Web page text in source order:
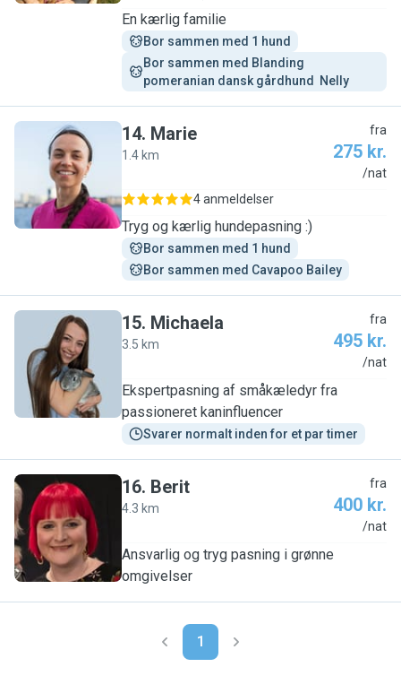
En kærlig familie
Bor sammen med 1 hund
Bor sammen med Blanding
pomeranian dansk gårdhund  Nelly
M
14. Marie
1.4 km
fra
275 kr.
/nat
4 anmeldelser
Tryg og kærlig hundepasning :)
Bor sammen med 1 hund
Bor sammen med Cavapoo Bailey
M
15. Michaela
3.5 km
fra
495 kr.
/nat
Ekspertpasning af småkæledyr fra
passioneret kaninfluencer
Svarer normalt inden for et par timer
B
16. Berit
4.3 km
fra
400 kr.
/nat
Ansvarlig og tryg pasning i grønne
omgivelser
1